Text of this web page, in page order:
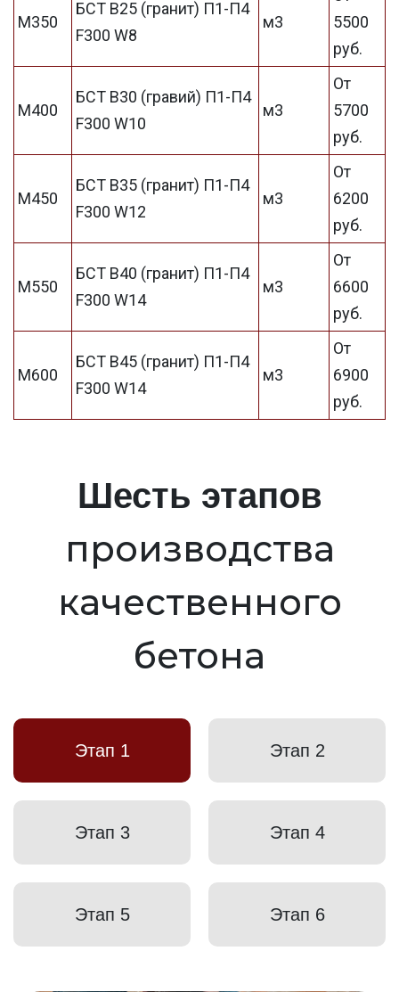
М350
БСТ В25 (гранит) П1-П4
F300 W8
м3
5500
руб.
М400
БСТ В30 (гравий) П1-П4
F300 W10
м3
От
5700
руб.
М450
БСТ В35 (гранит) П1-П4
F300 W12
м3
От
6200
руб.
М550
БСТ В40 (гранит) П1-П4
F300 W14
м3
От
6600
руб.
М600
БСТ В45 (гранит) П1-П4
F300 W14
м3
От
6900
руб.
Шесть этапов
производства
качественного
бетона
Этап 1 Этап 2
Этап 3 Этап 4
Этап 5 Этап 6